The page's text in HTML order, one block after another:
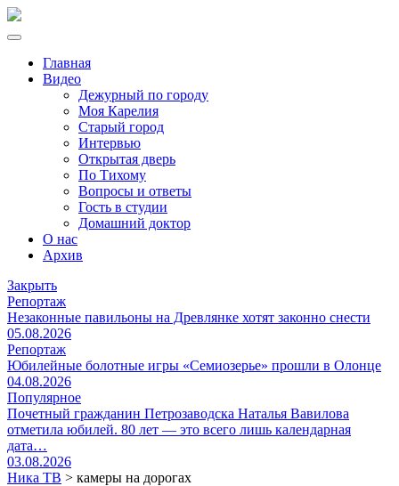
Главная
Видео
Дежурный по городу
Моя Карелия
Старый город
Интервью
Открытая дверь
По Тихому
Вопросы и ответы
Гость в студии
Домашний доктор
О нас
Архив
Закрыть
Репортаж
Незаконные павильоны на Древлянке хотят законно снести
05.08.2026
Репортаж
Юбилейные болотные игры «Семиозерье» прошли в Олонце
04.08.2026
Популярное
Почетный гражданин Петрозаводска Наталья Вавилова
отметила юбилей. 80 лет — это всего лишь календарная
дата…
03.08.2026
Ника ТВ > камеры на дорогах